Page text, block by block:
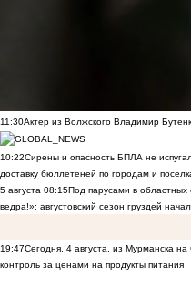
11:30Актер из Волжского Владимир
10:22Сирены и опасность БПЛА не
доставку бюллетеней по городам и
5 августа 08:15Под парусами в
ведра!»: августовский сезон груздей
19:47Сегодня, 4 августа, из Мурманска
контроль за ценами на продукты питания